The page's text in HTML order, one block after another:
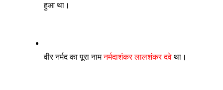
हुआ था।
वीर नर्मद का पूरा नाम नर्मदाशंकर लालशंकर दवे था।